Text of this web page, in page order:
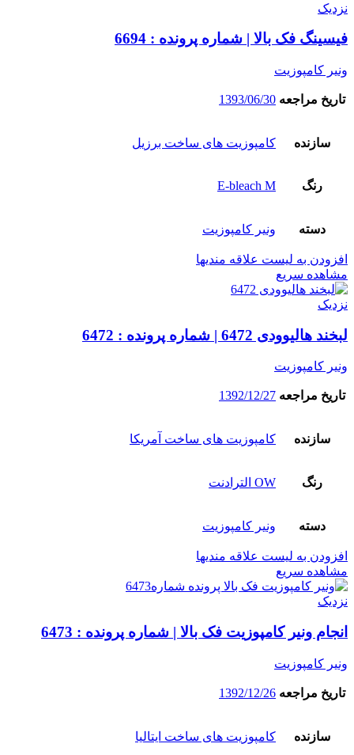
نزدیک
فیسینگ فک بالا | شماره پرونده : 6694
ونیر کامپوزیت
تاریخ مراجعه 1393/06/30
سازنده کامپوزیت های ساخت برزیل
رنگ E-bleach M
دسته ونیر کامپوزیت
افزودن به لیست علاقه مندیها
مشاهده سریع
نزدیک
لبخند هالیوودی 6472 | شماره پرونده : 6472
ونیر کامپوزیت
تاریخ مراجعه 1392/12/27
سازنده کامپوزیت های ساخت آمریکا
رنگ OW الترادنت
دسته ونیر کامپوزیت
افزودن به لیست علاقه مندیها
مشاهده سریع
نزدیک
انجام ونیر کامپوزیت فک بالا | شماره پرونده : 6473
ونیر کامپوزیت
تاریخ مراجعه 1392/12/26
سازنده کامپوزیت های ساخت ایتالیا